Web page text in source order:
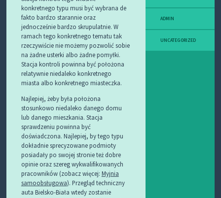
konkretnego typu musi być wybrana de
fakto bardzo starannie oraz
jednocześnie bardzo skrupulatnie. W
ramach tego konkretnego tematu tak
rzeczywiście nie możemy pozwolić sobie
na żadne usterki albo żadne pomyłki.
Stacja kontroli powinna być położona
relatywnie niedaleko konkretnego
miasta albo konkretnego miasteczka.
Najlepiej, żeby była położona
stosunkowo niedaleko danego domu
lub danego mieszkania. Stacja
sprawdzeniu powinna być
doświadczona. Najlepiej, by tego typu
dokładnie sprecyzowane podmioty
posiadały po swojej stronie też dobre
opinie oraz szereg wykwalifikowanych
pracowników (zobacz więcej: Myjnia
samoobsługowa). Przegląd techniczny
auta Bielsko-Biała wtedy zostanie
ADMIN
UNCATEGORIZED